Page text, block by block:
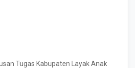
Tugas Kabupaten Layak Anak